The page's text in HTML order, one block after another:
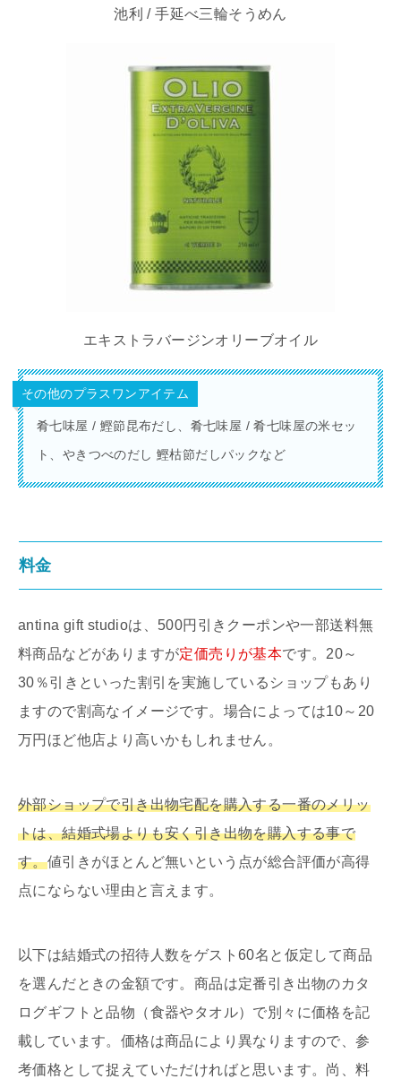
池利 / 手延べ三輪そうめん
エキストラバージンオリーブオイル
その他のプラスワンアイテム
肴七味屋 / 鰹節昆布だし、肴七味屋 / 肴七味屋の米セッ
ト、やきつべのだし 鰹枯節だしパックなど
料金
antina gift studioは、500円引きクーポンや一部送料無
料商品などがありますが定価売りが基本です。20～
30％引きといった割引を実施しているショップもあり
ますので割高なイメージです。場合によっては10～20
万円ほど他店より高いかもしれません。
外部ショップで引き出物宅配を購入する一番のメリッ
トは、結婚式場よりも安く引き出物を購入する事で
す。値引きがほとんど無いという点が総合評価が高得
点にならない理由と言えます。
以下は結婚式の招待人数をゲスト60名と仮定して商品
を選んだときの金額です。商品は定番引き出物のカタ
ログギフトと品物（食器やタオル）で別々に価格を記
載しています。価格は商品により異なりますので、参
考価格として捉えていただければと思います。尚、料